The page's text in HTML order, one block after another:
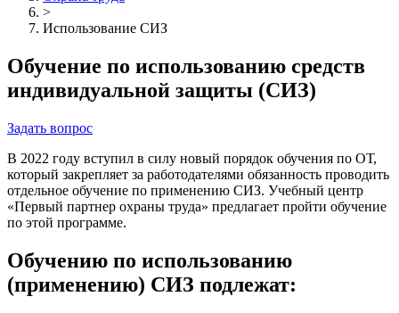
>
Использование СИЗ
Обучение по использованию средств
индивидуальной защиты (СИЗ)
Задать вопрос
В 2022 году вступил в силу новый порядок обучения по ОТ,
который закрепляет за работодателями обязанность проводить
отдельное обучение по применению СИЗ. Учебный центр
«Первый партнер охраны труда» предлагает пройти обучение
по этой программе.
Обучению по использованию
(применению) СИЗ подлежат: